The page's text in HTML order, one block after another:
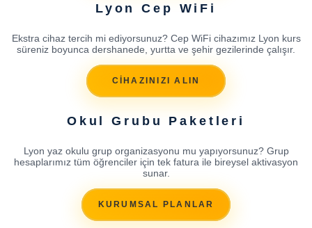
Lyon Cep WiFi
Ekstra cihaz tercih mi ediyorsunuz? Cep WiFi cihazımız Lyon kurs
süreniz boyunca dershanede, yurtta ve şehir gezilerinde çalışır.
CİHAZINIZI ALIN
Okul Grubu Paketleri
Lyon yaz okulu grup organizasyonu mu yapıyorsunuz? Grup
hesaplarımız tüm öğrenciler için tek fatura ile bireysel aktivasyon
sunar.
KURUMSAL PLANLAR